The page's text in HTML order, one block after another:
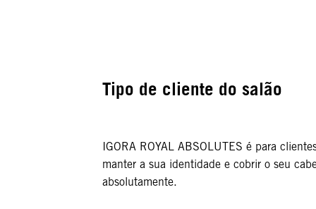
Tipo de cliente do salão
IGORA ROYAL ABSOLUTES é para
manter a sua identidade e cobrir o seu
absolutamente.